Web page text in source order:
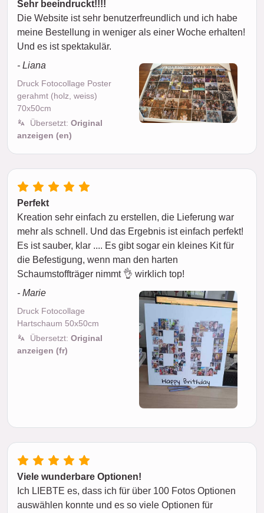
Sehr beeindruckt!!!!
Die Website ist sehr benutzerfreundlich und ich habe
meine Bestellung in weniger als einer Woche erhalten!
Und es ist spektakulär.
- Liana
Druck Fotocollage Poster
gerahmt (holz, weiss)
70x50cm
Übersetzt: Original
anzeigen (en)
Perfekt
Kreation sehr einfach zu erstellen, die Lieferung war
mehr als schnell. Und das Ergebnis ist einfach perfekt!
Es ist sauber, klar .... Es gibt sogar ein kleines Kit für
die Befestigung, wenn man den harten
Schaumstoffträger nimmt 👌 wirklich top!
- Marie
Druck Fotocollage
Hartschaum 50x50cm
Übersetzt: Original
anzeigen (fr)
Viele wunderbare Optionen!
Ich LIEBTE es, dass ich für über 100 Fotos Optionen
auswählen konnte und es so viele Optionen für